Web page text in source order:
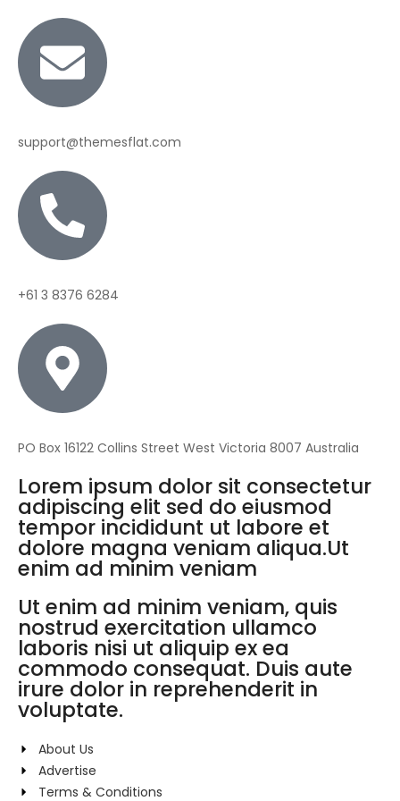
support@themesflat.com
+61 3 8376 6284
PO Box 16122 Collins Street West Victoria 8007 Australia
Lorem ipsum dolor sit consectetur
adipiscing elit sed do eiusmod
tempor incididunt ut labore et
dolore magna veniam aliqua.Ut
enim ad minim veniam
Ut enim ad minim veniam, quis
nostrud exercitation ullamco
laboris nisi ut aliquip ex ea
commodo consequat. Duis aute
irure dolor in reprehenderit in
voluptate.
About Us
Advertise
Terms & Conditions